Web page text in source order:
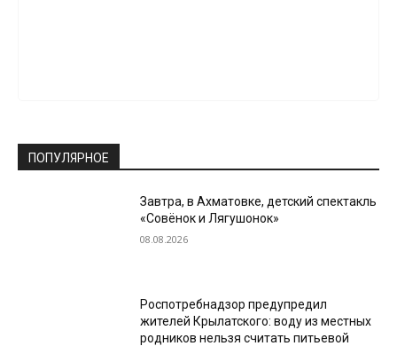
ПОПУЛЯРНОЕ
Завтра, в Ахматовке, детский спектакль
«Совёнок и Лягушонок»
08.08.2026
Роспотребнадзор предупредил
жителей Крылатского: воду из местных
родников нельзя считать питьевой